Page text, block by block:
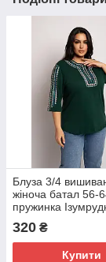
Блуза 3/4
жіноча батал 56-
пружинка
320 ₴
Купити